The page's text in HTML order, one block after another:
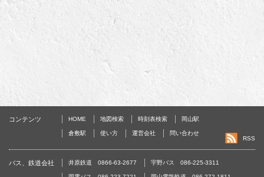
コンテンツ HOME 地図検索 時刻表検索 岡山駅
倉敷駅 使い方 運営会社
問い合わせ
RSS
バス、鉄道会社 井原鉄道 0866-63-2677 宇野バス 086-225-3311